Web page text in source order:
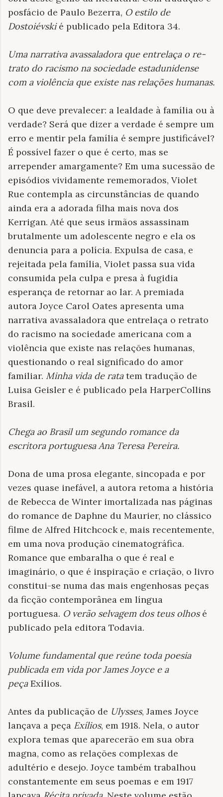
posfácio de Paulo Bezerra, O estilo de
Dostoiévskié publicado pela Editora 34.
Uma narrativa avassaladora que entrelaça o re­
trato do racismo na sociedade estadunidense
com a violência que existe nas relações humanas.
O que deve prevalecer: a lealdade à famí­lia ou à
verdade? Será que dizer a verdade é sempre um
erro e mentir pela família é sempre justificável?
É possível fazer o que é certo, mas se
arrepender amargamente? Em uma sucessão de
episódios vivi­damente rememorados, Violet
Rue contempla as circunstân­cias de quando
ainda era a adorada filha mais nova dos
Kerrigan. Até que seus irmãos assassi­nam
brutalmente um adolescente negro e ela os
denuncia para a polícia. Expulsa de casa, e
rejeitada pela família, Violet passa sua vida
consumida pela culpa e presa à fugidia
esperança de retornar ao lar. A premiada
autora Joyce Carol Oates apresenta uma
narrativa avassaladora que entrelaça o re­trato
do racismo na sociedade americana com a
violência que existe nas relações humanas,
questionando o real significado do amor
familiar. Minha vida de ratatem tradução de
Luisa Geisler e é publicado pela HarperCollins
Brasil.
Chega ao Brasil um segundo romance da
escritora portuguesa Ana Teresa Pereira.
Dona de uma prosa elegante, sincopada e por
vezes quase inefável, a autora retoma a história
de Rebecca de Winter imortalizada nas páginas
do romance de Daphne du Maurier, no clássico
filme de Alfred Hitchcock e, mais recentemente,
em uma nova produção cinematográfica.
Romance que embaralha o que é real e
imaginário, o que é inspiração e criação, o livro
constitui-se numa das mais engenhosas peças
da ficção contemporânea em língua
portuguesa. O verão selvagem dos teus olhosé
publicado pela editora Todavia.
Volume fundamental que reúne toda poesia
publicada em vida por James Joyce e a
peçaExílios.
Antes da publicação de Ulysses, James Joyce
lançava a peça Exílios, em 1918. Nela, o autor
explora temas que aparecerão em sua obra
magna, como as relações complexas de
adultério e desejo. Joyce também trabalhou
constantemente em seus poemas e em 1917